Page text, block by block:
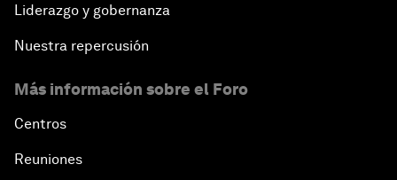
Liderazgo y gobernanza
Nuestra repercusión
Más información sobre el Foro
Centros
Reuniones